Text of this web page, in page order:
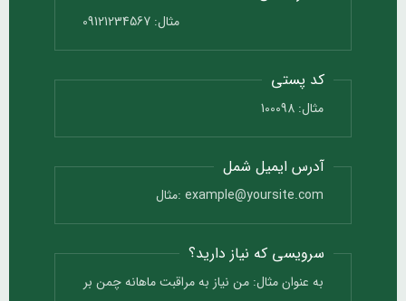
کد پستی
آدرس ایمیل شمل
سرویسی که نیاز دارید؟